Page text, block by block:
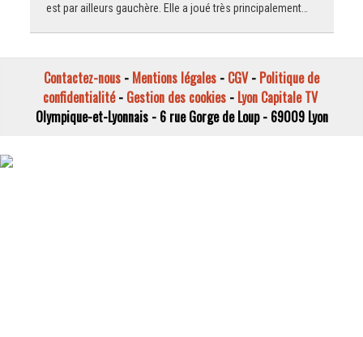
est par ailleurs gauchère. Elle a joué très principalement…
Contactez-nous - Mentions légales - CGV- Politique de
confidentialité- Gestion des cookies- Lyon Capitale TV
Olympique-et-Lyonnais - 6 rue Gorge de Loup - 69009 Lyon